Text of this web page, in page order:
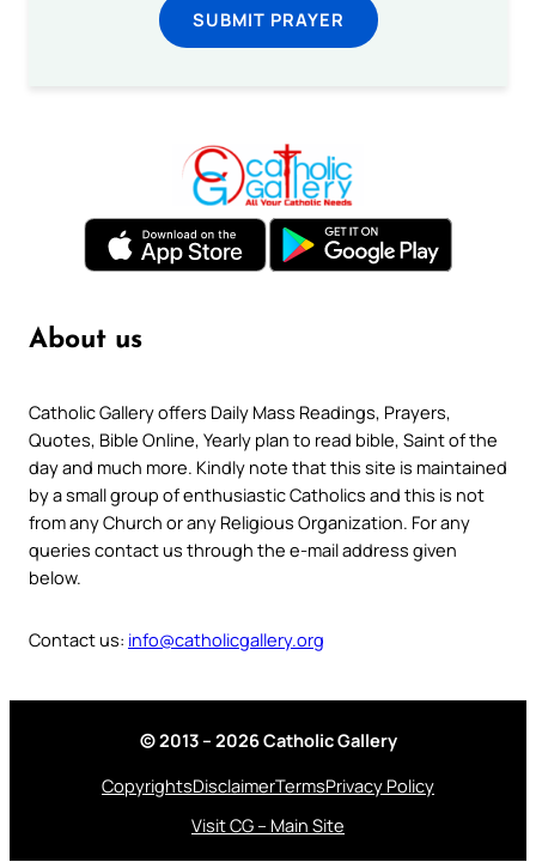
SUBMIT PRAYER
About us
Catholic Gallery offers Daily Mass Readings, Prayers,
Quotes, Bible Online, Yearly plan to read bible, Saint of the
day and much more. Kindly note that this site is maintained
by a small group of enthusiastic Catholics and this is not
from any Church or any Religious Organization. For any
queries contact us through the e-mail address given
below.
Contact us: info@catholicgallery.org
© 2013 – 2026 Catholic Gallery
CopyrightsDisclaimerTermsPrivacy Policy
Visit CG – Main Site